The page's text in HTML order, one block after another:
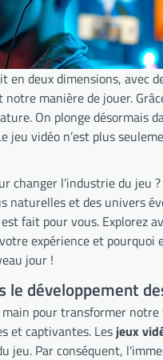
en deux dimensions, avec
manière de jouer.
On plonge désormais
jeu vidéo n’est plus
l’industrie du jeu ?
et des univers
fait pour vous. Explorez
expérience et pourquoi
jour !
le développement
pour transformer notre
et captivantes. Les jeux
jeu. Par conséquent,